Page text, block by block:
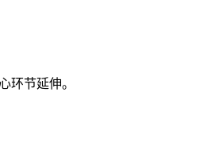
环节延伸。